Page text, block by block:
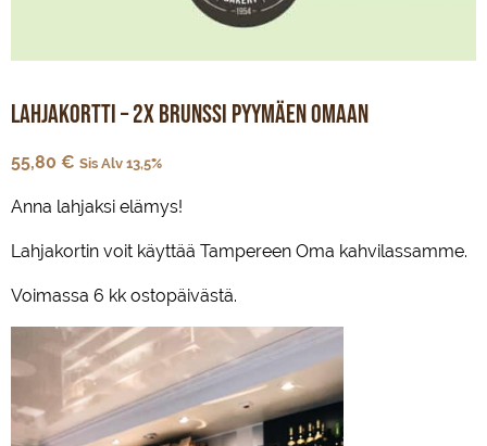
Lahjakortti – 2x Brunssi Pyymäen Omaan
55,80 € Sis Alv 13,5%
Anna lahjaksi elämys!
Lahjakortin voit käyttää Tampereen Oma kahvilassamme.
Voimassa 6 kk ostopäivästä.